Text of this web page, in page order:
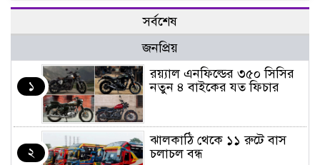
সর্বশেষ
জনপ্রিয়
১
র‌য়্যাল এনফিল্ডের ৩৫০ সিসির
নতুন ৪ বাইকের যত ফিচার
২
ঝালকাঠি থেকে ১১ রুটে বাস
চলাচল বন্ধ